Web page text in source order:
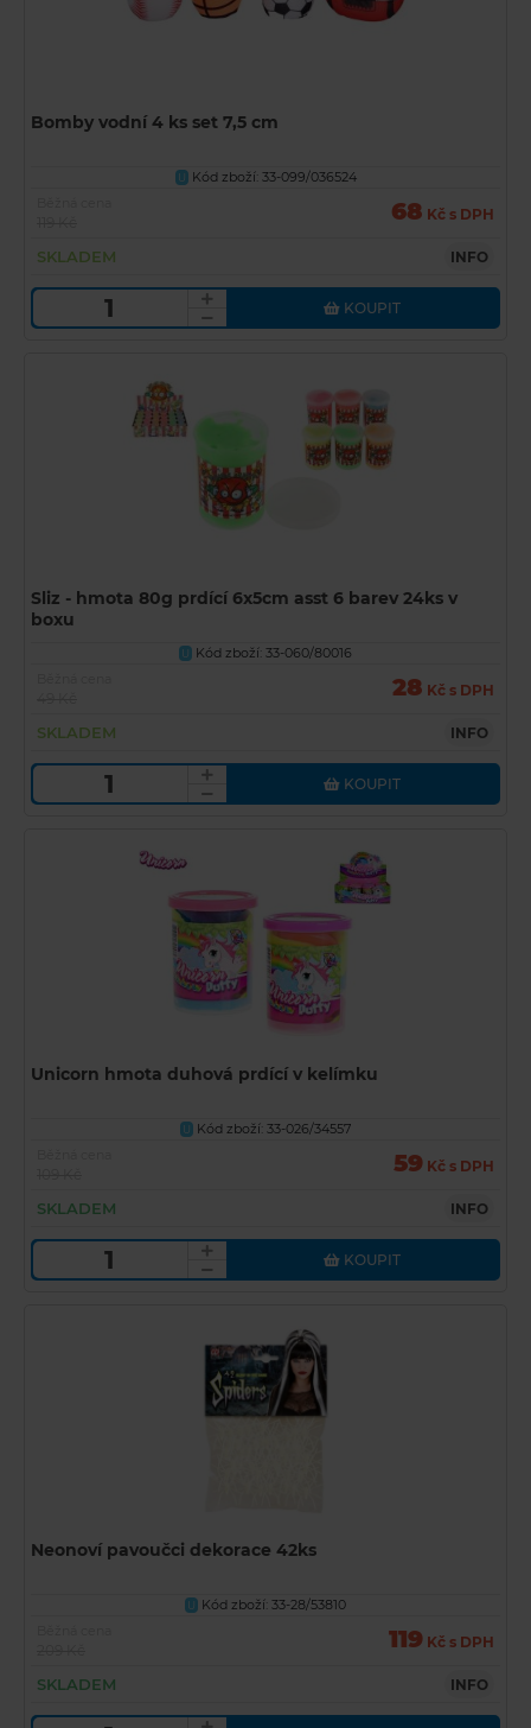
Bomby vodní 4 ks set 7,5 cm
U Kód zboží: 33-099/036524
68 Kč s DPH
SKLADEM INFO
KOUPIT
Sliz - hmota 80g prdící 6x5cm asst 6 barev 24ks v
boxu
U
Kód zboží: 33-060/80016
28 Kč s DPH
SKLADEM INFO
KOUPIT
Unicorn hmota duhová prdící v kelímku
U
Kód zboží: 33-026/34557
59 Kč s DPH
SKLADEM INFO
KOUPIT
Neonoví pavoučci dekorace 42ks
U
Kód zboží: 33-28/53810
119 Kč s DPH
SKLADEM INFO